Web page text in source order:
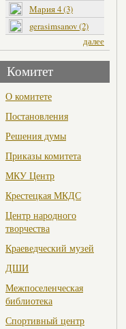
Мария 4 (3)
gerasimsanov (2)
далее
Комитет
О комитете
Постановления
Решения думы
Приказы комитета
МКУ Центр
Крестецкая МКДС
Центр народного
творчества
Краеведческий музей
ДШИ
Межпоселенческая
библиотека
Спортивный центр